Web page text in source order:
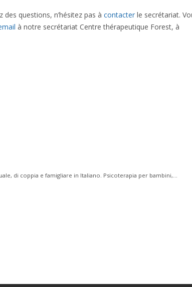
questions, n’hésitez pas à contacter le secrétariat.
à notre secrétariat Centre thérapeutique Forest, à
di coppia e famigliare in Italiano. Psicoterapia per bambini,...